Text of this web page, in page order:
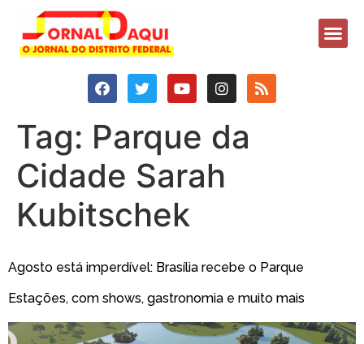
Tag: Parque da
Cidade Sarah
Kubitschek
Agosto está imperdível: Brasília recebe o Parque
Estações, com shows, gastronomia e muito mais